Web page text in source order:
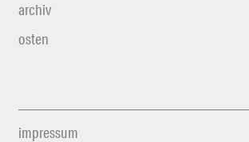
archiv
osten
impressum